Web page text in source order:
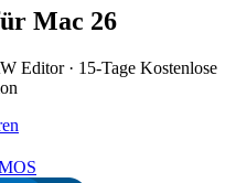
Mac 26
Editor · 15-Tage Kostenlose